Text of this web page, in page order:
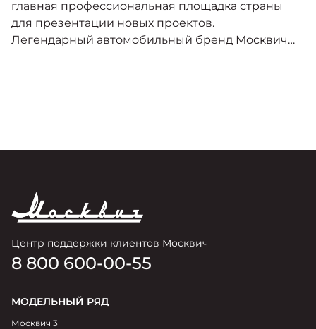
главная профессиональная площадка страны
для презентации новых проектов.
Легендарный автомобильный бренд Москвич
Центр поддержки клиентов Москвич
8 800 600-00-55
МОДЕЛЬНЫЙ РЯД
Москвич 3